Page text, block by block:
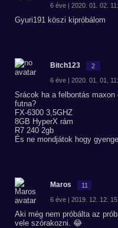
6 éve | 2020. 01. 02.
Gyuri191 köszi kipróbálom
Bitch123 2
6 éve | 2020. 01. 01.
Srácok ha a felbontás
futna?
FX-6300 3,5GHZ
8GB HyperX rám
R7 240 2gb
És ne mondjátok hogy
Maros 11
6 éve | 2019. 12. 12.
Aki még nem próbálta az
vele szórakozni. 😂